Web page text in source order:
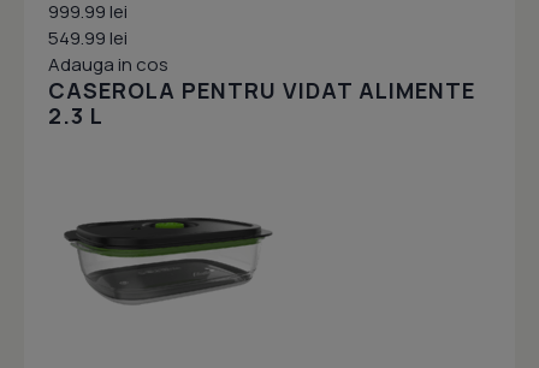
999.99 lei
549.99 lei
Adauga in cos
CASEROLA PENTRU VIDAT ALIMENTE
2.3 L